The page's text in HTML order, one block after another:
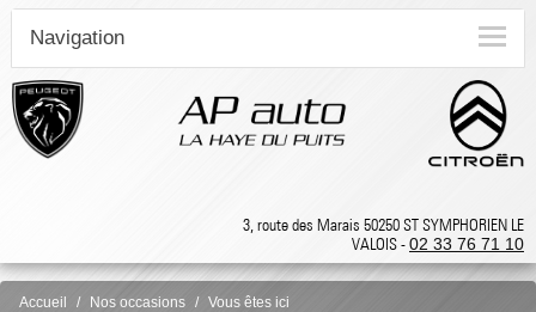
Navigation
3, route des Marais 50250 ST SYMPHORIEN LE
VALOIS -02 33 76 71 10
Accueil Nos occasions Vous êtes ici